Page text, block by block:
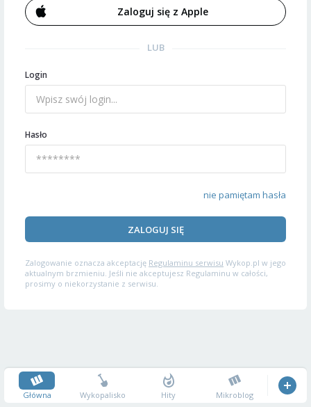
Zaloguj się z Apple
LUB
Login
Hasło
nie pamiętam hasła
ZALOGUJ SIĘ
Zalogowanie oznacza akceptację Regulaminu serwisu Wykop.pl w jego
aktualnym brzmieniu. Jeśli nie akceptujesz Regulaminu w całości,
prosimy o niekorzystanie z serwisu.
Główna Wykopalisko Hity Mikroblog